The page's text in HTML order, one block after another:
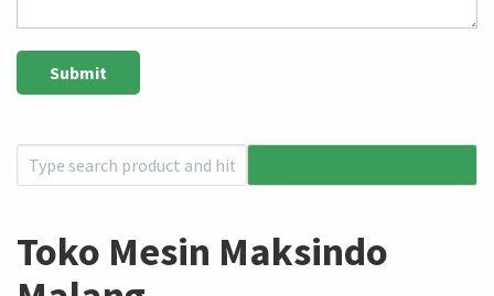
Toko Mesin Maksindo